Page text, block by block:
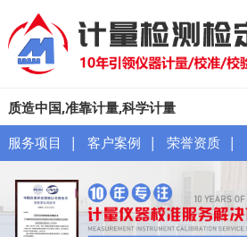
质造中国,准靠计量,科学计量
服务项目 | 客户案例 | 荣誉资质 |